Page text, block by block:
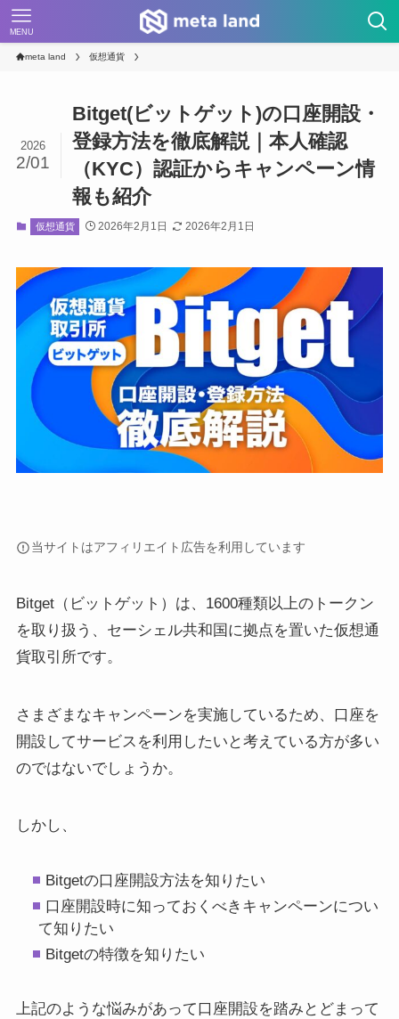
MENU
meta land 仮想通貨
Bitget(ビットゲット)の口座開設・
登録方法を徹底解説｜本人確認
（KYC）認証からキャンペーン情
報も紹介
2026
2/01
仮想通貨 2026年2月1日 2026年2月1日
当サイトはアフィリエイト広告を利用しています
Bitget（ビットゲット）は、1600種類以上のトークン
を取り扱う、セーシェル共和国に拠点を置いた仮想通
貨取引所です。
さまざまなキャンペーンを実施しているため、口座を
開設してサービスを利用したいと考えている方が多い
のではないでしょうか。
しかし、
Bitgetの口座開設方法を知りたい
口座開設時に知っておくべきキャンペーンについ
て知りたい
Bitgetの特徴を知りたい
上記のような悩みがあって口座開設を踏みとどまって